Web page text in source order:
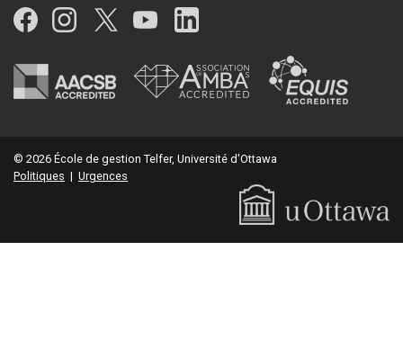
Facebook
Instagram
Twitter
YouTubeLinkedIn
© 2026 École de gestion Telfer, Université d'Ottawa
Politiques | Urgences